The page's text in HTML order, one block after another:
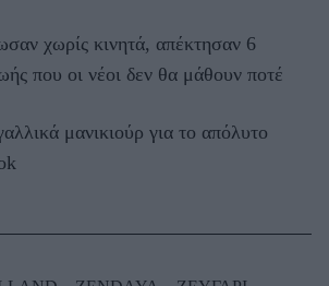
χωρίς κινητά, απέκτησαν 6
που οι νέοι δεν θα μάθουν ποτέ
μανικιούρ για το απόλυτο